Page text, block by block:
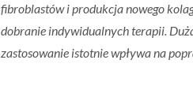
fibroblastów i produkcja nowego
dobranie indywidualnych terapii.
zastosowanie istotnie wpływa na